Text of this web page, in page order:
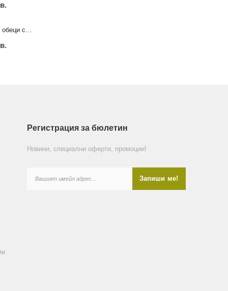
Ръчно изработени обеци с пренит Разцъфване
Регистрация за бюлетин
Новини, специални оферти, промоции!